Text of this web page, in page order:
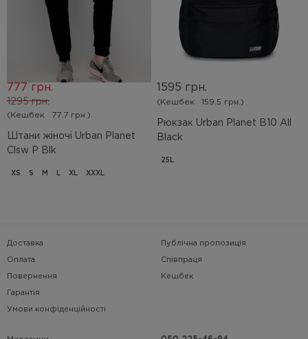
Штани жіночі Urban Planet
Clsw P Blk
1295 грн.
777 грн.
(Кешбек 77.7 грн.)
XS S M L XL XXXL
Рюкзак Urban Planet B10 All
Black
1595 грн.
(Кешбек 159.5 грн.)
25L
Доставка
Оплата
Повернення
Гарантія
Умови конфіденційності
Публічна пропозиція
Співпраця
Кешбек